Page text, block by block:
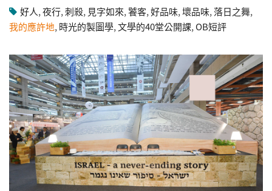
好人,夜行,刺殺, 見字如來,饕客,好品味,壞品味,落日之舞,
我的應許地, 時光的製圖學,文學的40堂公開課, OB短評